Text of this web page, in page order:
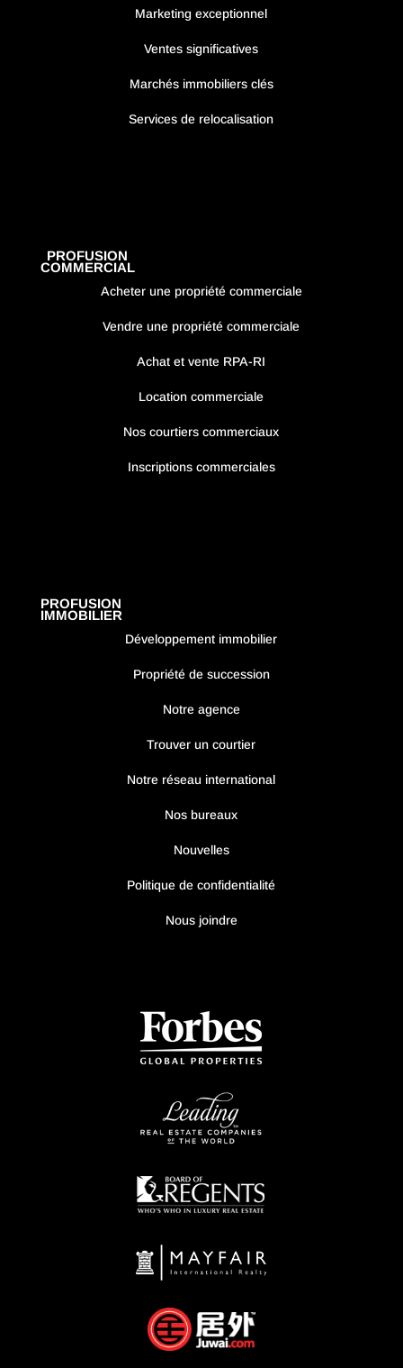
Marketing exceptionnel
Ventes significatives
Marchés immobiliers clés
Services de relocalisation
PROFUSION
COMMERCIAL
Acheter une propriété commerciale
Vendre une propriété commerciale
Achat et vente RPA-RI
Location commerciale
Nos courtiers commerciaux
Inscriptions commerciales
PROFUSION
IMMOBILIER
Développement immobilier
Propriété de succession
Notre agence
Trouver un courtier
Notre réseau international
Nos bureaux
Nouvelles
Politique de confidentialité
Nous joindre